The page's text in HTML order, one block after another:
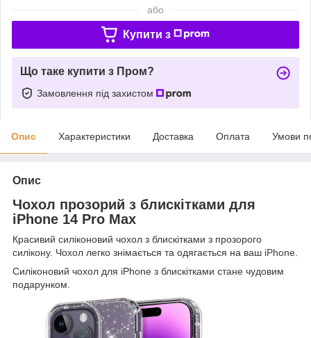
або
Купити з
Що таке купити з Пром?
Замовлення під захистом
Опис Характеристики Доставка Оплата Умови
Опис
Чохол прозорий з блискітками для
iРhone 14 Pro Max
Красивий силіконовий чохол з блискітками з прозорого
силікону. Чохол легко знімається та одягається на ваш iPhone
Силіконовий чохол для iPhone з блискітками стане чудовим
подарунком.